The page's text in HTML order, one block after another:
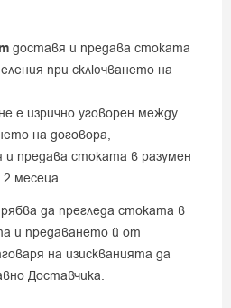
доставя и предава стоката
при сключването на
е изрично уговорен между
на договора,
и предава стоката в разумен
месеца.
да прегледа стоката в
и предаването й от
на изискванията да
Доставчика.